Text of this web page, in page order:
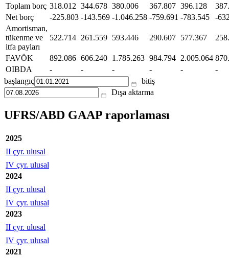
Toplam borç 318.012 344.678 380.006 367.807 396.128
Net borç
-225.803 -143.569 -1.046.258 -759.691 -783.545
-
Amortisman,
tükenme ve
itfa payları
522.714 261.559 593.446 290.607 577.367
FAVÖK 892.086 606.240 1.785.263 984.794 2.005.064
OIBDA
- - - - -
-
başlangıç
bitiş
Dışa aktarma
UFRS/ABD GAAP raporlaması
2025
II çyr. ulusal
IV çyr. ulusal
2024
II çyr. ulusal
IV çyr. ulusal
2023
II çyr. ulusal
IV çyr. ulusal
2021